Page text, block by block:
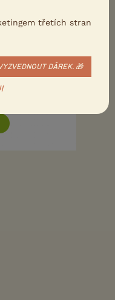
třetích stran
DÁREK. 🎁